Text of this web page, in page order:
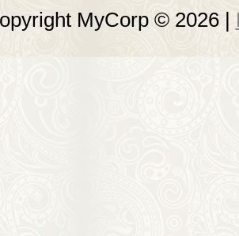
MyCorp © 2026 |